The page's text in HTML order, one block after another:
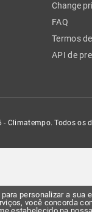
personalizar a sua
você concorda
Change
FAQ
Termos
API de
- Climatempo. Todos os